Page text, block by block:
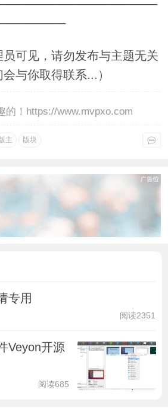
员可见，请勿发布与主题无关
与你取得联系...）
的！https://www.mvpxo.com
版主 版块
专用
阅读2351
Veyon开源
阅读685